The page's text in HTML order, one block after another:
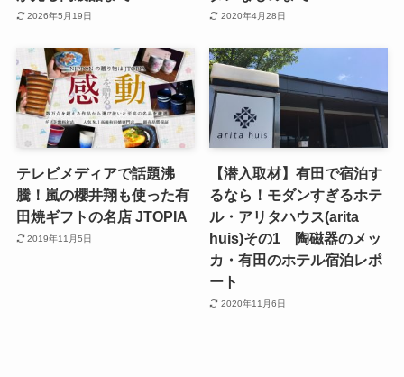
2026年5月19日 2020年4月28日
テレビメディアで話題沸
騰！嵐の櫻井翔も使った有
田焼ギフトの名店 JTOPIA
2019年11月5日
【潜入取材】有田で宿泊す
るなら！モダンすぎるホテ
ル・アリタハウス(arita
huis)その1 陶磁器のメッ
カ・有田のホテル宿泊レポ
ート
2020年11月6日